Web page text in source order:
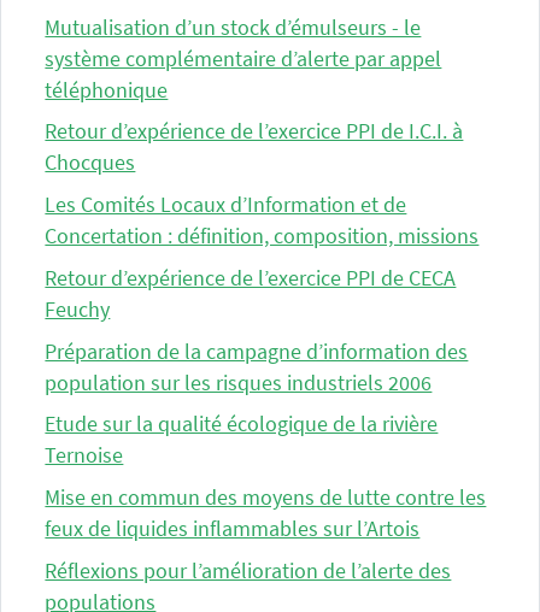
Mutualisation d’un stock d’émulseurs - le
système complémentaire d’alerte par appel
téléphonique
Retour d’expérience de l’exercice PPI de I.C.I. à
Chocques
Les Comités Locaux d’Information et de
Concertation : définition, composition, missions
Retour d’expérience de l’exercice PPI de CECA
Feuchy
Préparation de la campagne d’information des
population sur les risques industriels 2006
Etude sur la qualité écologique de la rivière
Ternoise
Mise en commun des moyens de lutte contre les
feux de liquides inflammables sur l’Artois
Réflexions pour l’amélioration de l’alerte des
populations